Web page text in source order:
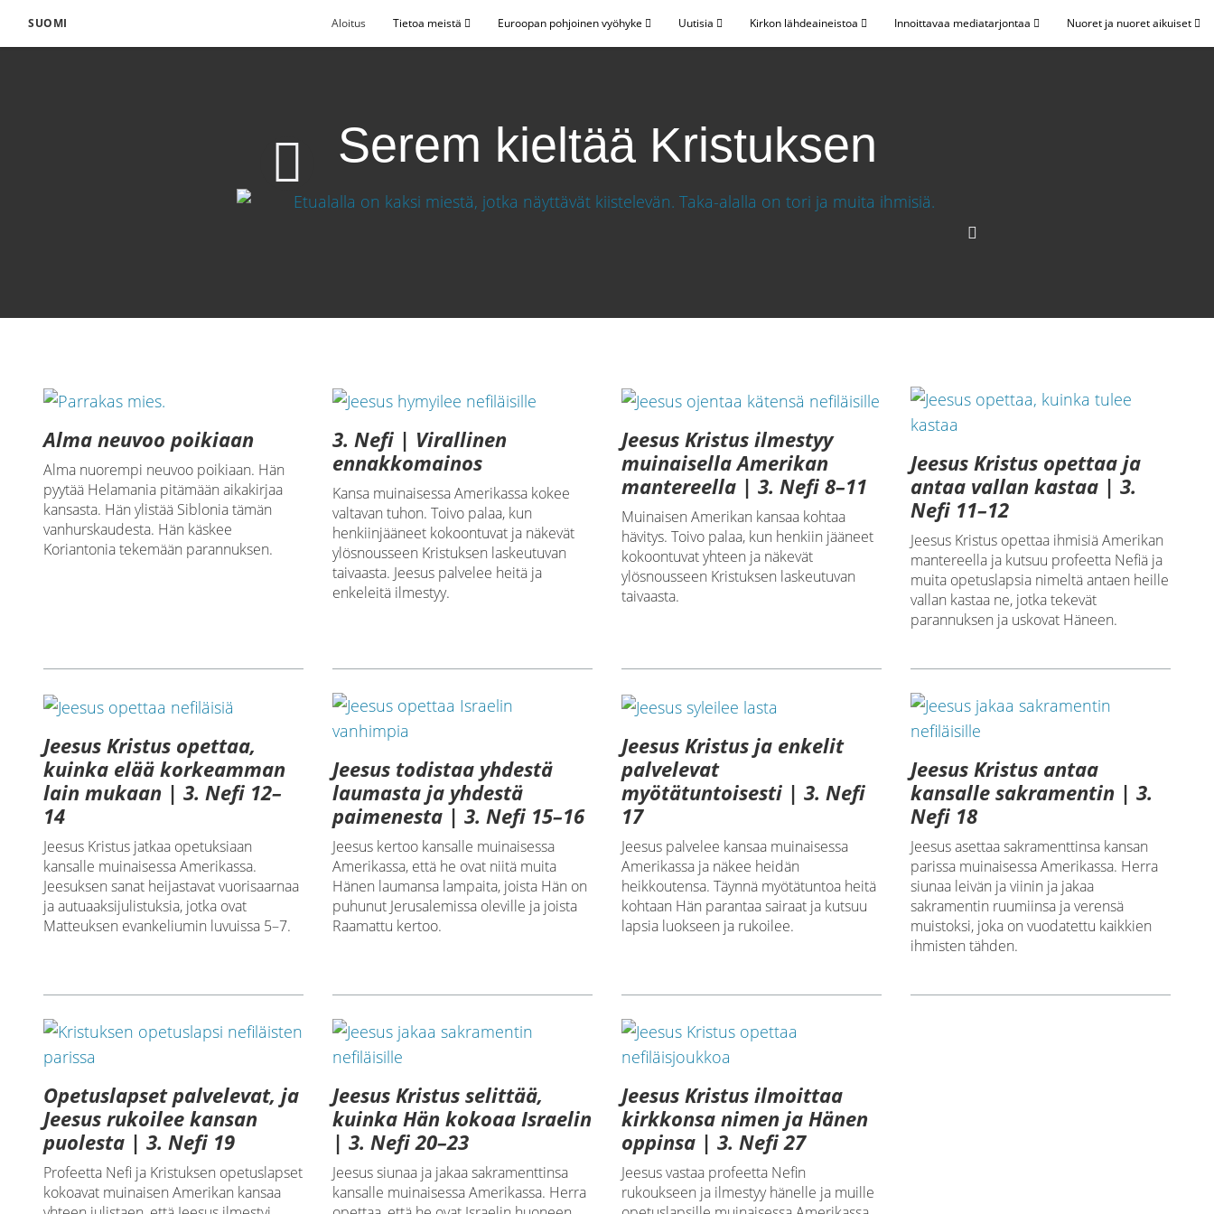
SUOMI Aloitus Tietoa meistä Euroopan pohjoinen vyöhyke Uutisia Kirkon lähdeaineistoa Innoittavaa mediatarjontaa Nuoret ja nuoret aikuiset
Serem kieltää Kristuksen
Alma neuvoo poikiaan
Alma nuorempi neuvoo poikiaan. Hän
pyytää Helamania pitämään aikakirjaa
kansasta. Hän ylistää Siblonia tämän
vanhurskaudesta. Hän käskee
Koriantonia tekemään parannuksen.
3. Nefi | Virallinen
ennakkomainos
Kansa muinaisessa Amerikassa kokee
valtavan tuhon. Toivo palaa, kun
henkiinjääneet kokoontuvat ja näkevät
ylösnousseen Kristuksen laskeutuvan
taivaasta. Jeesus palvelee heitä ja
enkeleitä ilmestyy.
Jeesus Kristus ilmestyy
muinaisella Amerikan
mantereella | 3. Nefi 8–11
Muinaisen Amerikan kansaa kohtaa
hävitys. Toivo palaa, kun henkiin jääneet
kokoontuvat yhteen ja näkevät
ylösnousseen Kristuksen laskeutuvan
taivaasta.
Jeesus Kristus opettaa ja
antaa vallan kastaa | 3.
Nefi 11–12
Jeesus Kristus opettaa ihmisiä Amerikan
mantereella ja kutsuu profeetta Nefiä ja
muita opetuslapsia nimeltä antaen heille
vallan kastaa ne, jotka tekevät
parannuksen ja uskovat Häneen.
Jeesus Kristus opettaa,
kuinka elää korkeamman
lain mukaan | 3. Nefi 12–
14
Jeesus Kristus jatkaa opetuksiaan
kansalle muinaisessa Amerikassa.
Jeesuksen sanat heijastavat vuorisaarnaa
ja autuaaksijulistuksia, jotka ovat
Matteuksen evankeliumin luvuissa 5–7.
Jeesus todistaa yhdestä
laumasta ja yhdestä
paimenesta | 3. Nefi 15–16
Jeesus kertoo kansalle muinaisessa
Amerikassa, että he ovat niitä muita
Hänen laumansa lampaita, joista Hän on
puhunut Jerusalemissa oleville ja joista
Raamattu kertoo.
Jeesus Kristus ja enkelit
palvelevat
myötätuntoisesti | 3. Nefi
17
Jeesus palvelee kansaa muinaisessa
Amerikassa ja näkee heidän
heikkoutensa. Täynnä myötätuntoa heitä
kohtaan Hän parantaa sairaat ja kutsuu
lapsia luokseen ja rukoilee.
Jeesus Kristus antaa
kansalle sakramentin | 3.
Nefi 18
Jeesus asettaa sakramenttinsa kansan
parissa muinaisessa Amerikassa. Herra
siunaa leivän ja viinin ja jakaa
sakramentin ruumiinsa ja verensä
muistoksi, joka on vuodatettu kaikkien
ihmisten tähden.
Opetuslapset palvelevat, ja
Jeesus rukoilee kansan
puolesta | 3. Nefi 19
Profeetta Nefi ja Kristuksen opetuslapset
kokoavat muinaisen Amerikan kansaa
Jeesus Kristus selittää,
kuinka Hän kokoaa Israelin
| 3. Nefi 20–23
Jeesus siunaa ja jakaa sakramenttinsa
kansalle muinaisessa Amerikassa. Herra
Jeesus Kristus ilmoittaa
kirkkonsa nimen ja Hänen
oppinsa | 3. Nefi 27
Jeesus vastaa profeetta Nefin
rukoukseen ja ilmestyy hänelle ja muille